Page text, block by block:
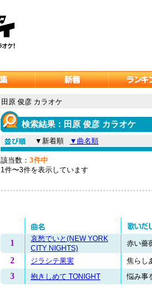
田原 俊彦 カラオケ
検索結果：田原 俊彦 カラオケ
▼新着順 ▼曲名順
該当数： 3件中
1件〜3件を表示しています
1
哀愁でいと(NEW YORK
CITY NIGHTS)
赤い薔
2 ジラシテ果実 焦らし
3 抱きしめて TONIGHT 悩み事